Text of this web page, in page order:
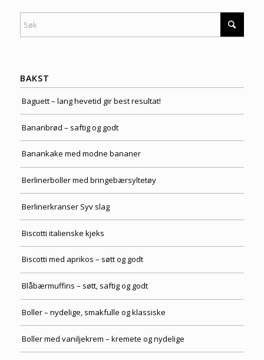
BAKST
Baguett – lang hevetid gir best resultat!
Bananbrød – saftig og godt
Banankake med modne bananer
Berlinerboller med bringebærsyltetøy
Berlinerkranser Syv slag
Biscotti italienske kjeks
Biscotti med aprikos – søtt og godt
Blåbærmuffins – søtt, saftig og godt
Boller – nydelige, smakfulle og klassiske
Boller med vaniljekrem – kremete og nydelige